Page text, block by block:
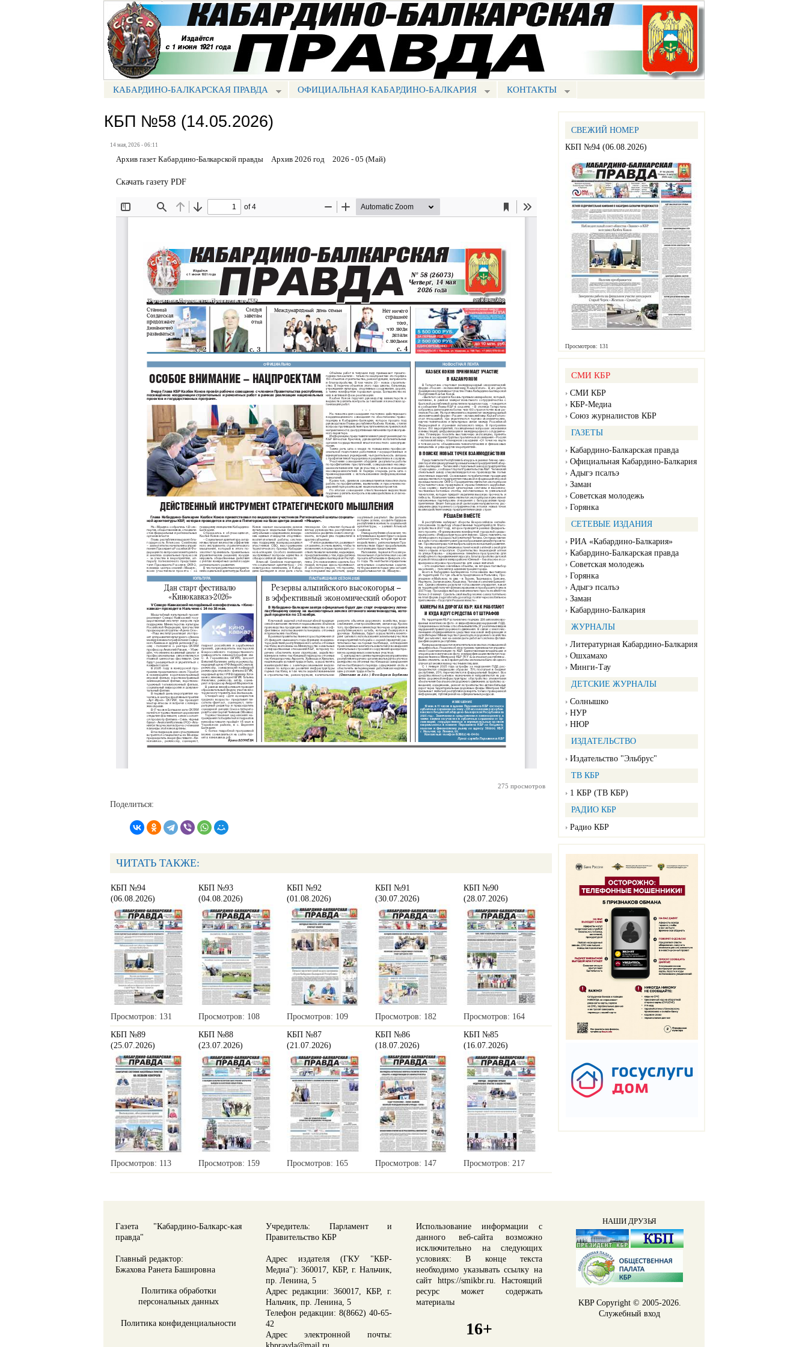
Перейти к
основному
Портал СМИ КБР
МЕНЮ КБП
КАБАРДИНО-БАЛКАРСКАЯ ПРАВДА ОФИЦИАЛЬНАЯ КАБАРДИНО-БАЛКАРИЯ КОНТАКТЫ
СВЕЖИЙ НОМЕР
КБП №94 (06.08.2026)
Просмотров: 131
СМИ КБР
СМИ КБР
КБР-Медиа
Союз журналистов КБР
ГАЗЕТЫ
Кабардино-Балкарская правда
Официальная Кабардино-Балкария
Адыгэ псалъэ
Заман
Советская молодежь
Горянка
СЕТЕВЫЕ ИЗДАНИЯ
РИА «Кабардино-Балкария»
Кабардино-Балкарская правда
Советская молодежь
Горянка
Адыгэ псалъэ
Заман
Кабардино-Балкария
ЖУРНАЛЫ
Литературная Кабардино-Балкария
Ошхамахо
Минги-Тау
ДЕТСКИЕ ЖУРНАЛЫ
Солнышко
НУР
НЮР
ИЗДАТЕЛЬСТВО
Издательство "Эльбрус"
ТВ КБР
1 КБР (ТВ КБР)
РАДИО КБР
Радио КБР
КБП №58 (14.05.2026)
14 мая, 2026 - 06:11
Архив газет Кабардино-Балкарской правды Архив 2026 год 2026 - 05 (Май)
Скачать газету PDF
275 просмотров
Поделиться:
ЧИТАТЬ ТАКЖЕ:
КБП №94
(06.08.2026)
Просмотров: 131
КБП №93
(04.08.2026)
Просмотров: 108
КБП №92
(01.08.2026)
Просмотров: 109
КБП №91
(30.07.2026)
Просмотров: 182
КБП №90
(28.07.2026)
Просмотров: 164
КБП №89
(25.07.2026)
Просмотров: 113
КБП №88
(23.07.2026)
Просмотров: 159
КБП №87
(21.07.2026)
Просмотров: 165
КБП №86
(18.07.2026)
Просмотров: 147
КБП №85
(16.07.2026)
Просмотров: 217
Газета "Кабардино-Балкарс-кая
правда"
Главный редактор:
Бжахова Ранета Башировна
Политика обработки
персональных данных
Политика конфиденциальности
Учредитель: Парламент и
Правительство КБР
Адрес издателя (ГКУ "КБР-
Медиа"): 360017, КБР, г. Нальчик,
пр. Ленина, 5
Адрес редакции: 360017, КБР, г.
Нальчик, пр. Ленина, 5
Телефон редакции: 8(8662) 40-65-
42
Адрес электронной почты:
Использование информации с
данного веб-сайта возможно
исключительно на следующих
условиях: В конце текста
необходимо указывать ссылку на
сайт https://smikbr.ru. Настоящий
ресурс может содержать
материалы
16+
НАШИ ДРУЗЬЯ
KBPCopyright © 2005-2026.
Служебный вход